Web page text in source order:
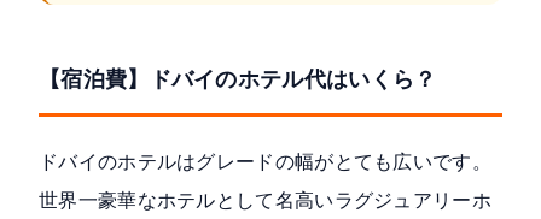
【宿泊費】ドバイのホテル代はいくら？
ドバイのホテルはグレードの幅がとても広いです。
世界一豪華なホテルとして名高いラグジュアリーホ